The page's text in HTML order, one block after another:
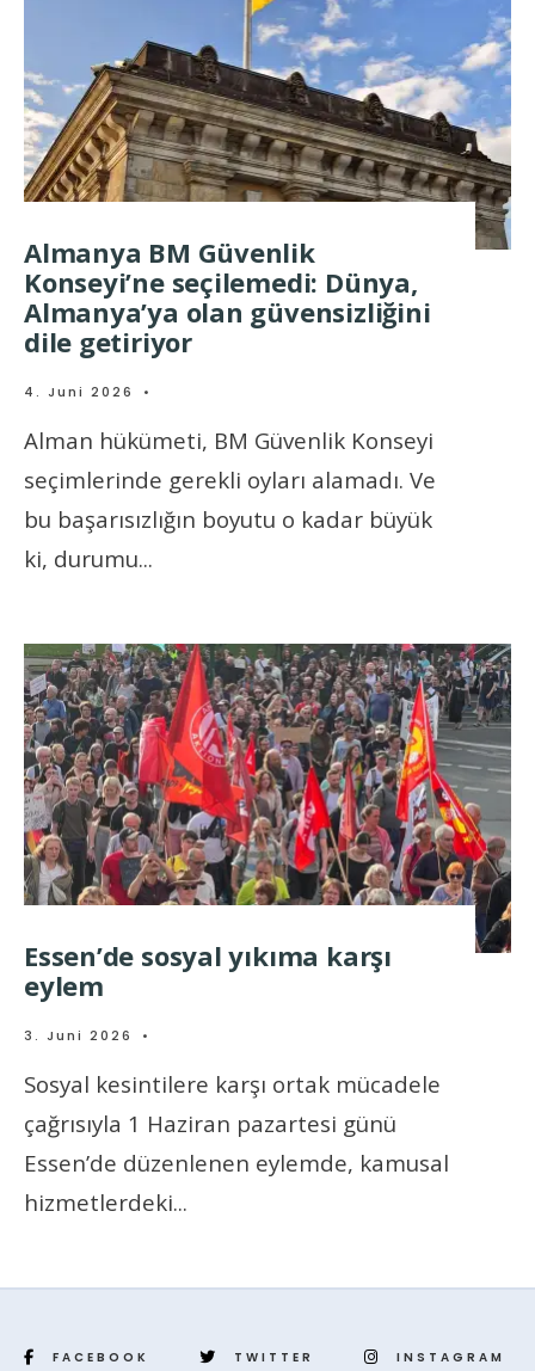
Almanya BM Güvenlik
Konseyi’ne seçilemedi: Dünya,
Almanya’ya olan güvensizliğini
dile getiriyor
4. Juni 2026 •
Alman hükümeti, BM Güvenlik Konseyi
seçimlerinde gerekli oyları alamadı. Ve
bu başarısızlığın boyutu o kadar büyük
ki, durumu...
Essen’de sosyal yıkıma karşı
eylem
3. Juni 2026 •
Sosyal kesintilere karşı ortak mücadele
çağrısıyla 1 Haziran pazartesi günü
Essen’de düzenlenen eylemde, kamusal
hizmetlerdeki...
FACEBOOK TWITTER INSTAGRAM